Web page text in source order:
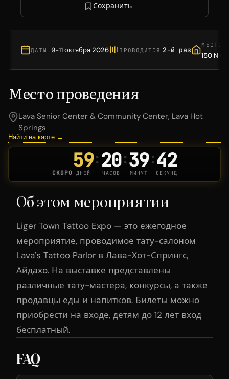
Сохранить
ДАТЫ 9-11 октября 2026 ПРОВОДИТСЯ 2-й раз
МЕСТО
150 N
Место проведения
Lava Senior Center & Community Center, Lava Hot
Springs
Найти на карте →
СКОРО
59
ДНЕЙ
: 20
ЧАСОВ
:39
МИНУТ
:41
СЕКУНД
Об этом мероприятии
Liger Town Tattoo Expo — это ежегодное
мероприятие, проводимое тату-салоном
Lava's Tattoo Parlor в Лава-Хот-Спрингс,
Айдахо. На выставке представлены
различные тату-мастера, конкурсы, а также
продавцы еды и напитков. Билеты можно
приобрести на входе, детям до 12 лет вход
бесплатный.
FAQ